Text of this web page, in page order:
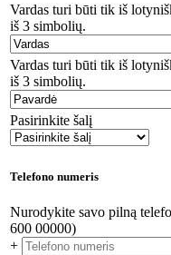
Vardas turi būti tik iš
iš 3 simbolių.
Vardas turi būti tik iš
iš 3 simbolių.
Pasirinkite šalį
Telefono numeris
Nurodykite savo pilną
600 00000)
+